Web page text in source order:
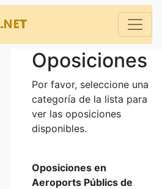
Oposiciones
Por favor, seleccione una
categoría de la lista para
ver las oposiciones
disponibles.
Oposiciones en
Aeroports Públics de